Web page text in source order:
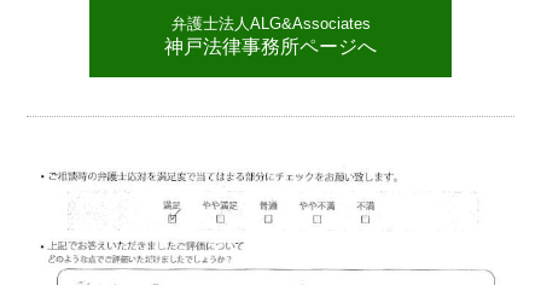
弁護士法人ALG&Associates
神戸法律事務所ページへ